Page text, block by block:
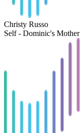
Christy Russo
Self - Dominic's Mother